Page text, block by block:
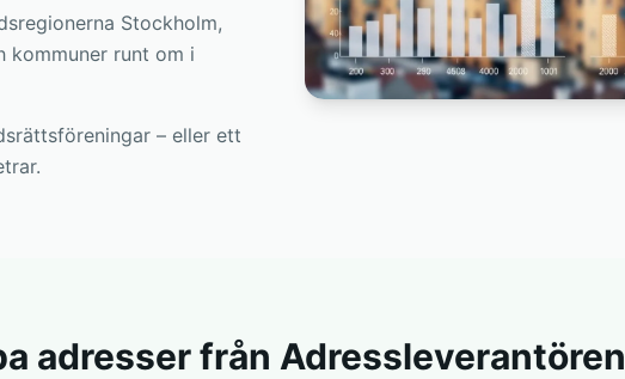
Stockholm,
kommuner runt om i
– eller ett
adresser från Adressleverantören